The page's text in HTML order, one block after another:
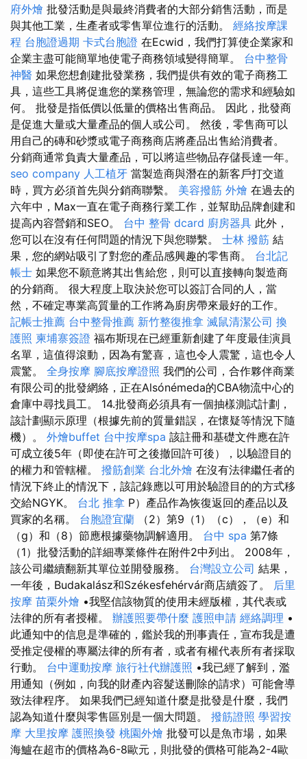
府外燴 批發活動是與最終消費者的大部分銷售活動，而是
與其他工業，生產者或零售單位進行的活動。 經絡按摩課
程 台胞證過期 卡式台胞證 在Ecwid，我們打算使企業家和
企業主盡可能簡單地使電子商務領域變得簡單。 台中整骨
神醫 如果您想創建批發業務，我們提供有效的電子商務工
具，這些工具將促進您的業務管理，無論您的需求和經驗如
何。 批發是指低價以低量的價格出售商品。 因此，批發商
是促進大量或大量產品的個人或公司。 然後，零售商可以
用自己的磚和砂漿或電子商務商店將產品出售給消費者。
分銷商通常負責大量產品，可以將這些物品存儲長達一年。
seo company 人工植牙 當製造商與潛在的新客戶打交道
時，買方必須首先與分銷商聯繫。 美容撥筋 外燴 在過去的
六年中，Max一直在電子商務行業工作，並幫助品牌創建和
提高內容營銷和SEO。 台中 整骨 dcard 廚房器具 此外，
您可以在沒有任何問題的情況下與您聯繫。 士林 撥筋 結
果，您的網站吸引了對您的產品感興趣的零售商。 台北記
帳士 如果您不願意將其出售給您，則可以直接轉向製造商
的分銷商。 很大程度上取決於您可以簽訂合同的人，當
然，不確定專業高質量的工作將為廚房帶來最好的工作。
記帳士推薦 台中整骨推薦 新竹整復推拿 滅鼠清潔公司 換
護照 柬埔寨簽證 福布斯現在已經重新創建了年度最佳演員
名單，這值得滾動，因為有驚喜，這也令人震驚，這也令人
震驚。 全身按摩 腳底按摩證照 我們的公司，合作夥伴商業
有限公司的批發網絡，正在Alsónémeda的CBA物流中心的
倉庫中尋找員工。 14.批發商必須具有一個抽樣測試計劃，
該計劃顯示原理（根據先前的質量錯誤，在懷疑等情況下隨
機）。 外燴buffet 台中按摩spa 該註冊和基礎文件應在許
可成立後5年（即使在許可之後撤回許可後），以驗證目的
的權力和管轄權。 撥筋創業 台北外燴 在沒有法律繼任者的
情況下終止的情況下，該記錄應以可用於驗證目的的方式移
交給NGYK。 台北 推拿 P）產品作為恢復返回的產品以及
買家的名稱。 台胞證宜蘭 （2）第9（1）（c），（e）和
（g）和（8）節應根據藥物調解適用。 台中 spa 第7條
（1）批發活動的詳細專業條件在附件2中列出。 2008年，
該公司繼續翻新其單位並開發服務。 台灣設立公司 結果，
一年後，Budakalász和Székesfehérvár商店續簽了。 后里
按摩 苗栗外燴 •我堅信該物質的使用未經版權，其代表或
法律的所有者授權。 辦護照要帶什麼 護照申請 經絡調理 •
此通知中的信息是準確的，鑑於我的刑事責任，宣布我是遭
受推定侵權的專屬法律的所有者，或者有權代表所有者採取
行動。 台中運動按摩 旅行社代辦護照 •我已經了解到，濫
用通知（例如，向我的財產內容髮送刪除的請求）可能會導
致法律程序。 如果我們已經知道什麼是批發是什麼，我們
認為知道什麼與零售區別是一個大問題。 撥筋證照 學習按
摩 大里按摩 護照換發 桃園外燴 批發可以是魚市場，如果
海鱸在超市的價格為6-8歐元，則批發的價格可能為2-4歐